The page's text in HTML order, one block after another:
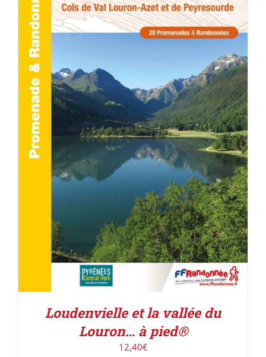
ACHETER LE PRODUIT / DÉTAILS
Loudenvielle et la vallée du
Louron… à pied®
12,40€